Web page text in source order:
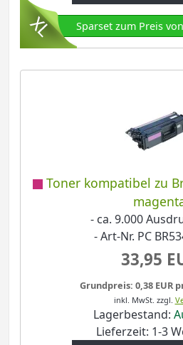
Sparset zum Preis
Toner kompatibel zu
- ca. 9.000
- Art-Nr. PC
33,95
Grundpreis: 0,38 EUR
inkl. MwSt. zzgl.
Lagerbestand:
Lieferzeit: 1-3